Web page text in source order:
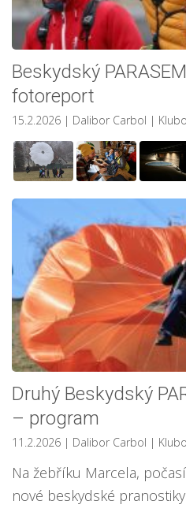
Beskydský
fotoreport
15.2.2026 | Dalibor Carbol |
Druhý Beskydský
– program
11.2.2026 | Dalibor Carbol |
Na žebříku Marcela,
nové beskydské pranostiky